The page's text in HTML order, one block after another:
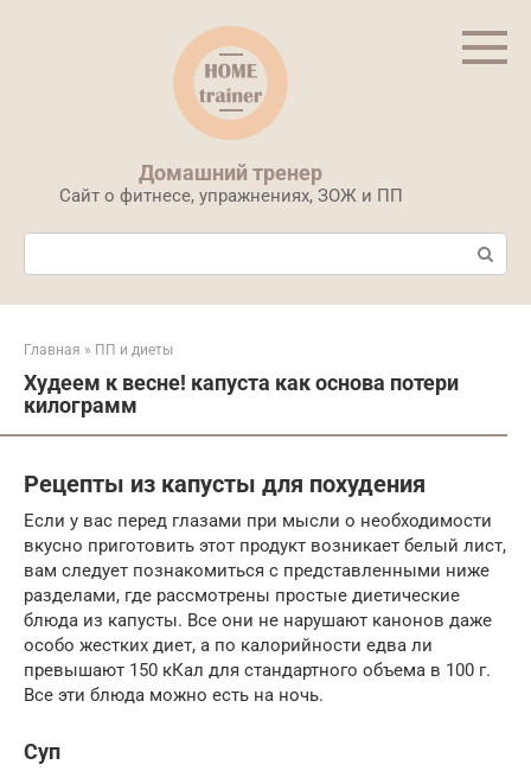
Домашний тренер
Сайт о фитнесе, упражнениях, ЗОЖ и ПП
Поиск:
Главная » ПП и диеты
Худеем к весне! капуста как основа потери
килограмм
Рецепты из капусты для похудения
Если у вас перед глазами при мысли о необходимости
вкусно приготовить этот продукт возникает белый лист,
вам следует познакомиться с представленными ниже
разделами, где рассмотрены простые диетические
блюда из капусты. Все они не нарушают канонов даже
особо жестких диет, а по калорийности едва ли
превышают 150 кКал для стандартного объема в 100 г.
Все эти блюда можно есть на ночь.
Суп­